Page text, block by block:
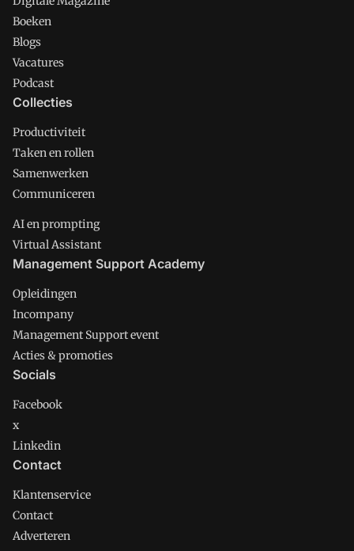
Boeken
Blogs
Vacatures
Podcast
Collecties
Productiviteit
Taken en rollen
Samenwerken
Communiceren
AI en prompting
Virtual Assistant
Management Support Academy
Opleidingen
Incompany
Management Support event
Acties & promoties
Socials
Facebook
x
Linkedin
Contact
Klantenservice
Contact
Adverteren